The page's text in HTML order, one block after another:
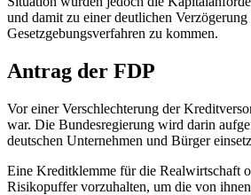
und damit zu einer deutlichen
Gesetzgebungsverfahren zu kommen.
Antrag der FDP
Vor einer Verschlechterung der
war. Die Bundesregierung wird darin
deutschen Unternehmen und Bürger
Eine Kreditklemme für die Realwirtschaft
Risikopuffer vorzuhalten, um die von